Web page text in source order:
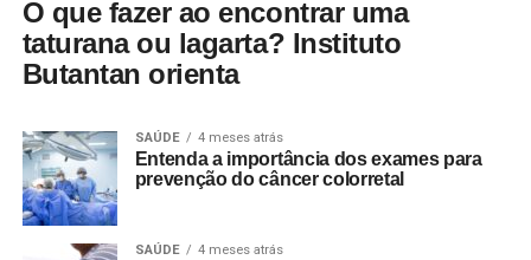
O que fazer ao encontrar uma
taturana ou lagarta? Instituto
Butantan orienta
SAÚDE 4 meses atrás
Entenda a importância dos exames para
prevenção do câncer colorretal
SAÚDE 4 meses atrás